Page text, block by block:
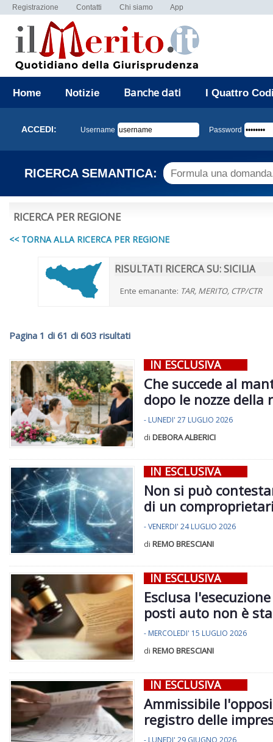
Registrazione Contatti Chi siamo App
Home Notizie Banche dati I Quattro
ACCEDI: Username Password
RICERCA SEMANTICA:
RICERCA PER REGIONE
<< TORNA ALLA RICERCA PER REGIONE
RISULTATI RICERCA SU: SICILIA
Ente emanante: TAR, MERITO, CTP/CTR
Pagina 1 di 61 di 603 risultati
IN ESCLUSIVA
Che succede al
dopo le nozze della
- LUNEDI' 27 LUGLIO 2026
di DEBORA ALBERICI
IN ESCLUSIVA
Non si può
di un
- VENERDI' 24 LUGLIO 2026
di REMO BRESCIANI
IN ESCLUSIVA
Esclusa
posti auto non è
- MERCOLEDI' 15 LUGLIO 2026
di REMO BRESCIANI
IN ESCLUSIVA
Ammissibile
registro delle
- LUNEDI' 29 GIUGNO 2026